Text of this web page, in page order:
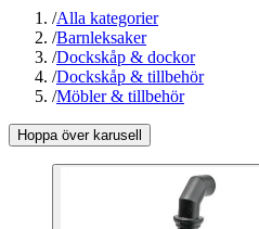
/Alla kategorier
/Barnleksaker
/Dockskåp & dockor
/Dockskåp & tillbehör
/Möbler & tillbehör
Hoppa över karusell